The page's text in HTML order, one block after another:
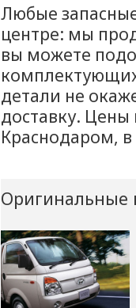
Любые
центре: мы
вы можете
детали не
доставку.
Краснодаром,
Оригинальные